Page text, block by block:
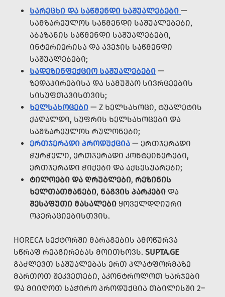
ᲡᲐᲠᲔᲪᲮᲘ ᲓᲐ ᲡᲐᲬᲛᲔᲜᲓᲘ ᲡᲐᲨᲣᲐᲚᲔᲑᲔᲑᲘ —
ᲡᲐᲛᲖᲐᲠᲔᲣᲚᲝᲡ ᲡᲐᲬᲛᲔᲜᲓᲘ ᲡᲐᲨᲣᲐᲚᲔᲑᲔᲑᲘ,
ᲐᲑᲐᲖᲐᲜᲘᲡ ᲡᲐᲬᲛᲔᲜᲓᲘ ᲡᲐᲨᲣᲐᲚᲔᲑᲔᲑᲘ,
ᲘᲜᲢᲔᲠᲘᲔᲠᲘᲡᲐ ᲓᲐ ᲐᲕᲔᲯᲘᲡ ᲡᲐᲬᲛᲔᲜᲓᲘ
ᲡᲐᲨᲣᲐᲚᲔᲑᲔᲑᲘ;
ᲡᲐᲓᲔᲖᲘᲜᲤᲔᲥᲪᲘᲝ ᲡᲐᲨᲣᲐᲚᲔᲑᲔᲑᲘ —
ᲖᲔᲓᲐᲞᲘᲠᲔᲑᲘᲡᲐ ᲓᲐ ᲡᲐᲛᲣᲨᲐᲝ ᲡᲘᲕᲠᲪᲔᲔᲑᲘᲡ
ᲡᲘᲡᲣᲤᲗᲐᲕᲘᲡᲗᲕᲘᲡ;
ᲮᲔᲚᲡᲐᲮᲝᲪᲔᲑᲘ — Z ᲮᲔᲚᲡᲐᲮᲝᲪᲘ, ᲢᲣᲐᲚᲔᲢᲘᲡ
ᲥᲐᲦᲐᲚᲓᲘ, ᲡᲣᲤᲠᲘᲡ ᲮᲔᲚᲡᲐᲮᲝᲪᲔᲑᲘ ᲓᲐ
ᲡᲐᲛᲖᲐᲠᲔᲣᲚᲝᲡ ᲠᲣᲚᲝᲜᲔᲑᲘ;
ᲔᲠᲗᲯᲔᲠᲐᲓᲘ ᲞᲠᲝᲓᲣᲥᲪᲘᲐ — ᲔᲠᲗᲯᲔᲠᲐᲓᲘ
ᲭᲣᲠᲭᲔᲚᲘ, ᲔᲠᲗᲯᲔᲠᲐᲓᲘ ᲙᲝᲜᲢᲔᲘᲜᲔᲠᲔᲑᲘ,
ᲔᲠᲗᲯᲔᲠᲐᲓᲘ ᲭᲘᲥᲔᲑᲘ ᲓᲐ ᲐᲥᲡᲔᲡᲣᲐᲠᲔᲑᲘ;
ᲢᲘᲚᲝᲔᲑᲘ ᲓᲐ ᲦᲠᲣᲑᲚᲔᲑᲘ, ᲠᲔᲖᲘᲜᲘᲡ
ᲮᲔᲚᲗᲐᲗᲛᲐᲜᲔᲑᲘ, ᲜᲐᲒᲕᲘᲡ ᲞᲐᲠᲙᲔᲑᲘ ᲓᲐ
ᲨᲔᲡᲐᲤᲣᲗᲘ ᲛᲐᲡᲐᲚᲔᲑᲘ ᲧᲝᲕᲔᲚᲓᲦᲘᲣᲠᲘ
ᲝᲞᲔᲠᲐᲪᲘᲔᲑᲘᲡᲗᲕᲘᲡ.
HORECA ᲡᲔᲥᲢᲝᲠᲨᲘ ᲛᲐᲠᲐᲒᲔᲑᲘᲡ ᲐᲛᲝᲬᲣᲠᲕᲐ
ᲡᲬᲠᲐᲤ ᲠᲔᲐᲒᲘᲠᲔᲑᲐᲡ ᲛᲝᲘᲗᲮᲝᲕᲡ. SUPTA.GE
ᲒᲐᲫᲚᲔᲕᲗ ᲡᲐᲨᲣᲐᲚᲔᲑᲐᲡ ᲔᲠᲗ ᲞᲚᲐᲢᲤᲝᲠᲛᲐᲖᲔ
ᲛᲐᲠᲗᲝᲗ ᲨᲔᲙᲕᲔᲗᲔᲑᲘ, ᲐᲙᲝᲜᲢᲠᲝᲚᲝᲗ ᲮᲐᲠᲯᲔᲑᲘ
ᲓᲐ ᲛᲘᲘᲦᲝᲗ ᲡᲐᲭᲘᲠᲝ ᲞᲠᲝᲓᲣᲥᲪᲘᲐ ᲗᲑᲘᲚᲘᲡᲨᲘ 2–